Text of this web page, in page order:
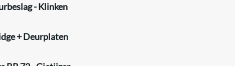
- Klinken
+ Deurplaten